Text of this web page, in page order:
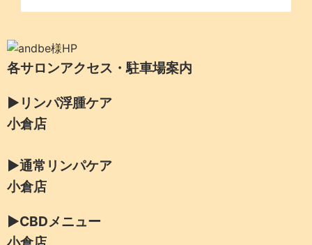
各サロンアクセス・駐車場案内
▶リンパ浮腫ケア
小倉店
▶通常リンパケア
小倉店
▶CBDメニュー